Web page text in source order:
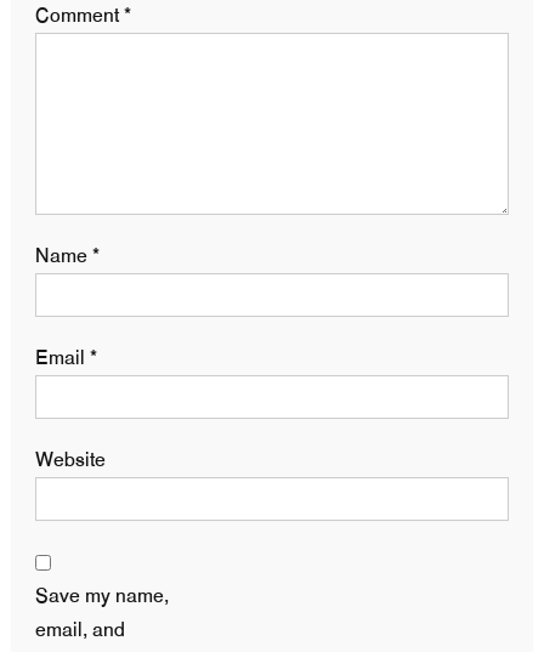
Comment*
Name*
Email *
Website
Save my name,
email, and